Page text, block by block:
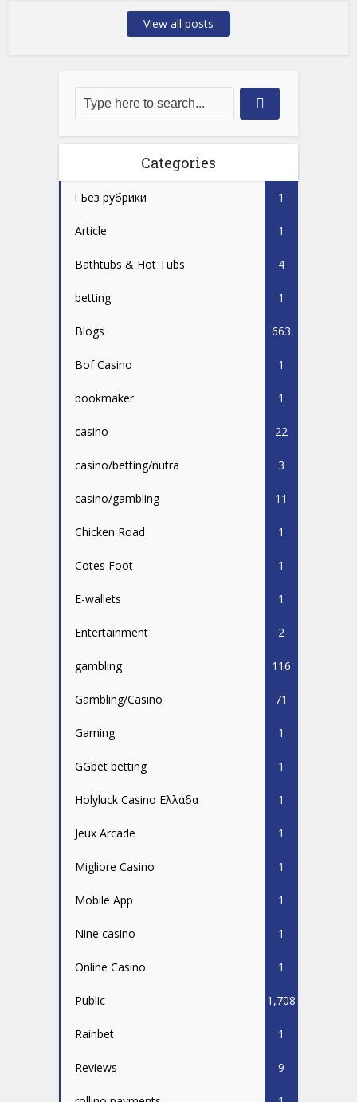
View all posts
Categories
! Без рубрики 1
Article 1
Bathtubs & Hot Tubs 4
betting 1
Blogs 663
Bof Casino 1
bookmaker 1
casino 22
casino/betting/nutra 3
casino/gambling 11
Chicken Road 1
Cotes Foot 1
E-wallets 1
Entertainment 2
gambling 116
Gambling/Casino 71
Gaming 1
GGbet betting 1
Holyluck Casino Ελλάδα 1
Jeux Arcade 1
Migliore Casino 1
Mobile App 1
Nine casino 1
Online Casino 1
Public 1,708
Rainbet 1
Reviews 9